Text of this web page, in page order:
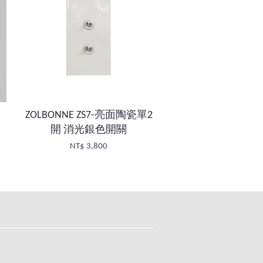
ZOLBONNE ZS7-亮面陶瓷單2
開 消光銀色開關
NT$ 3,800